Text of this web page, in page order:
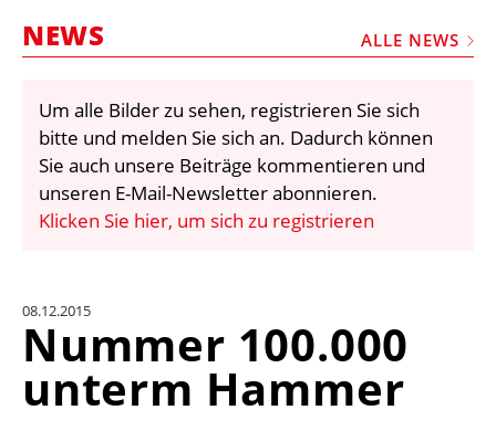
VIDEOS
BIBLIOTHEK
KRAN & BÜHNE
KONTAKT
NEWS ALLE NEWS
Um alle Bilder zu sehen, registrieren Sie sich
bitte und melden Sie sich an. Dadurch können
Sie auch unsere Beiträge kommentieren und
unseren E-Mail-Newsletter abonnieren.
Klicken Sie hier, um sich zu registrieren
08.12.2015
Nummer 100.000
unterm Hammer